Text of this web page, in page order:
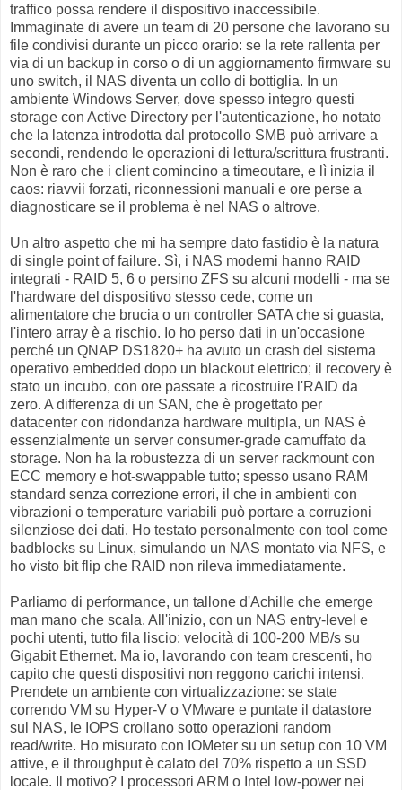
traffico possa rendere il dispositivo inaccessibile.
Immaginate di avere un team di 20 persone che lavorano su
file condivisi durante un picco orario: se la rete rallenta per
via di un backup in corso o di un aggiornamento firmware su
uno switch, il NAS diventa un collo di bottiglia. In un
ambiente Windows Server, dove spesso integro questi
storage con Active Directory per l'autenticazione, ho notato
che la latenza introdotta dal protocollo SMB può arrivare a
secondi, rendendo le operazioni di lettura/scrittura frustranti.
Non è raro che i client comincino a timeoutare, e lì inizia il
caos: riavvii forzati, riconnessioni manuali e ore perse a
diagnosticare se il problema è nel NAS o altrove.
Un altro aspetto che mi ha sempre dato fastidio è la natura
di single point of failure. Sì, i NAS moderni hanno RAID
integrati - RAID 5, 6 o persino ZFS su alcuni modelli - ma se
l'hardware del dispositivo stesso cede, come un
alimentatore che brucia o un controller SATA che si guasta,
l'intero array è a rischio. Io ho perso dati in un'occasione
perché un QNAP DS1820+ ha avuto un crash del sistema
operativo embedded dopo un blackout elettrico; il recovery è
stato un incubo, con ore passate a ricostruire l'RAID da
zero. A differenza di un SAN, che è progettato per
datacenter con ridondanza hardware multipla, un NAS è
essenzialmente un server consumer-grade camuffato da
storage. Non ha la robustezza di un server rackmount con
ECC memory e hot-swappable tutto; spesso usano RAM
standard senza correzione errori, il che in ambienti con
vibrazioni o temperature variabili può portare a corruzioni
silenziose dei dati. Ho testato personalmente con tool come
badblocks su Linux, simulando un NAS montato via NFS, e
ho visto bit flip che RAID non rileva immediatamente.
Parliamo di performance, un tallone d'Achille che emerge
man mano che scala. All'inizio, con un NAS entry-level e
pochi utenti, tutto fila liscio: velocità di 100-200 MB/s su
Gigabit Ethernet. Ma io, lavorando con team crescenti, ho
capito che questi dispositivi non reggono carichi intensi.
Prendete un ambiente con virtualizzazione: se state
correndo VM su Hyper-V o VMware e puntate il datastore
sul NAS, le IOPS crollano sotto operazioni random
read/write. Ho misurato con IOMeter su un setup con 10 VM
attive, e il throughput è calato del 70% rispetto a un SSD
locale. Il motivo? I processori ARM o Intel low-power nei